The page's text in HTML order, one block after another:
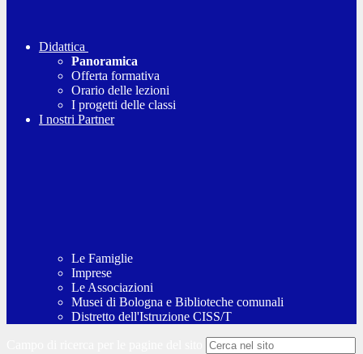
Didattica
Panoramica
Offerta formativa
Orario delle lezioni
I progetti delle classi
I nostri Partner
Le Famiglie
Imprese
Le Associazioni
Musei di Bologna e Biblioteche comunali
Distretto dell'Istruzione CISS/T